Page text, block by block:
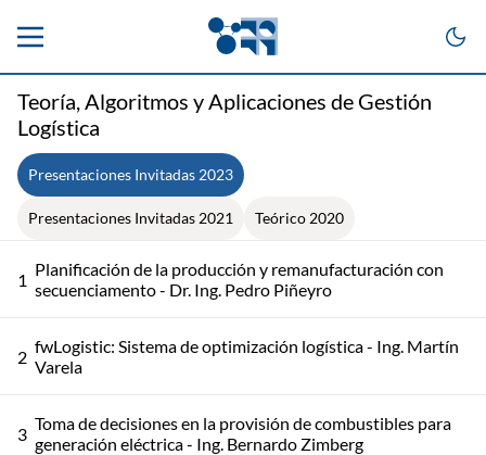
Teoría, Algoritmos y Aplicaciones de Gestión
Logística
Presentaciones Invitadas 2023
Presentaciones Invitadas 2021 Teórico 2020
1 Planificación de la producción y remanufacturación con
secuenciamento - Dr. Ing. Pedro Piñeyro
2 fwLogistic: Sistema de optimización logística - Ing. Martín
Varela
3 Toma de decisiones en la provisión de combustibles para
generación eléctrica - Ing. Bernardo Zimberg